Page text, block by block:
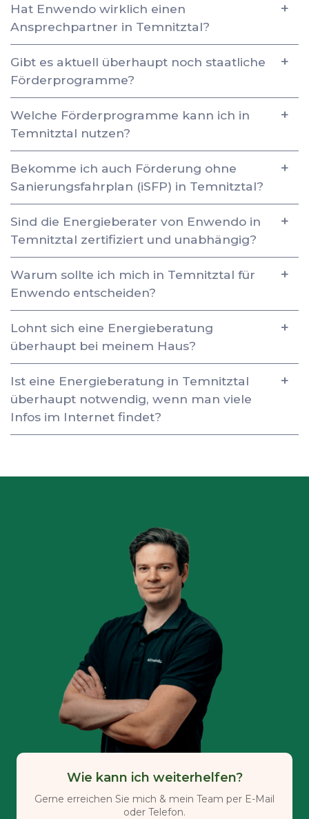
Hat Enwendo wirklich einen
Ansprechpartner in Temnitztal?
Gibt es aktuell überhaupt noch staatliche
Förderprogramme?
Welche Förderprogramme kann ich in
Temnitztal nutzen?
Bekomme ich auch Förderung ohne
Sanierungsfahrplan (iSFP) in Temnitztal?
Sind die Energieberater von Enwendo in
Temnitztal zertifiziert und unabhängig?
Warum sollte ich mich in Temnitztal für
Enwendo entscheiden?
Lohnt sich eine Energieberatung
überhaupt bei meinem Haus?
Ist eine Energieberatung in Temnitztal
überhaupt notwendig, wenn man viele
Infos im Internet findet?
Wie kann ich weiterhelfen?
Gerne erreichen Sie mich & mein Team per E-Mail
oder Telefon.